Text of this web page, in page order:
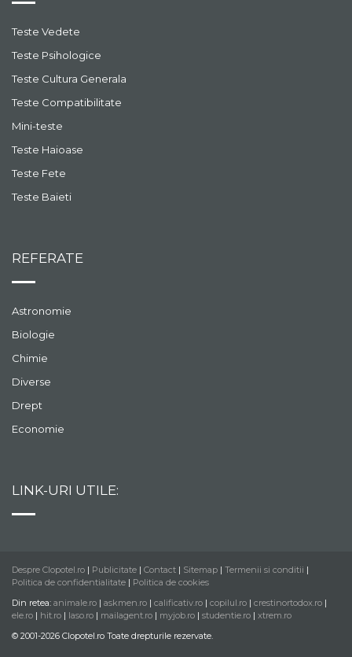
Teste Vedete
Teste Psihologice
Teste Cultura Generala
Teste Compatibilitate
Mini-teste
Teste Haioase
Teste Fete
Teste Baieti
REFERATE
Astronomie
Biologie
Chimie
Diverse
Drept
Economie
LINK-URI UTILE:
Despre Clopotel.ro | Publicitate | Contact | Sitemap | Termenii si conditii |
Politica de confidentialitate | Politica de cookies
Din retea: animale.ro | askmen.ro | calificativ.ro | copilul.ro | crestinortodox.ro |
ele.ro | hit.ro | laso.ro | mailagent.ro | myjob.ro | studentie.ro | xtrem.ro
© 2001-2026 Clopotel.ro Toate drepturile rezervate.